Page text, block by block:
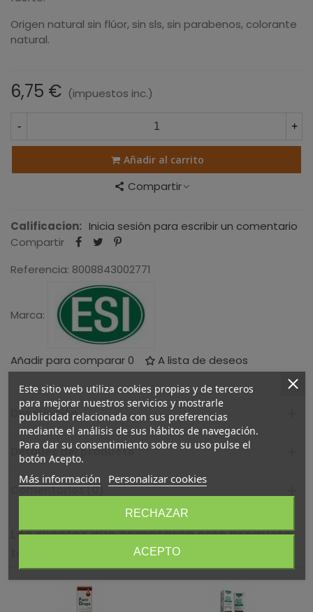
Origen natural sin flúor, sin sls, sin parabenos, colorante
natural.
6,75 € (impuestos inc.)
- +
Añadir al carrito
Compartir
Calificacion: Inicia sesión para escribir un comentario
Compartir
Referencia: 8008843002771
Marca:
Añadir para comparar0 A lista de deseos
Descripción
Detalles del producto
Comentarios (0)
Los clientes que compraron este producto
también compraron:
Este sitio web utiliza cookies propias y de terceros
para mejorar nuestros servicios y mostrarle
publicidad relacionada con sus preferencias
mediante el análisis de sus hábitos de navegación.
Para dar su consentimiento sobre su uso pulse el
botón Acepto.
Más información Personalizar cookies
RECHAZAR
ACEPTO